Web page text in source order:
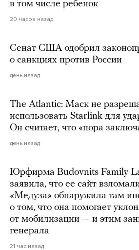
в том числе ребенок
20 часов назад
Сенат США одобрил
о санкциях против России
день назад
The Atlantic: Маск не
использовать Starlink для
Он считает, что «пора
день назад
Юрфирма Budovnits Family
заявила, что ее сайт
«Медуза» обнаружила там
о том, что она помогает
от мобилизации — и этим
генерала
21 час назад